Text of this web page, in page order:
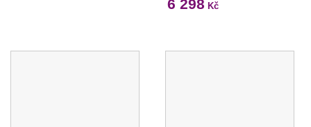
6 298 Kč